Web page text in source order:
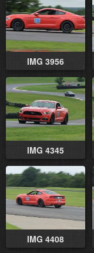
IMG 3956
IMG 4345
IMG 4408